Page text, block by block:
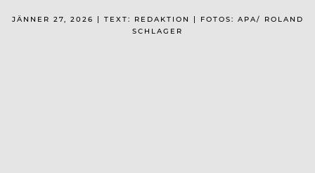
JÄNNER 27, 2026 | TEXT: REDAKTION | FOTOS: APA/ ROLAND
SCHLAGER